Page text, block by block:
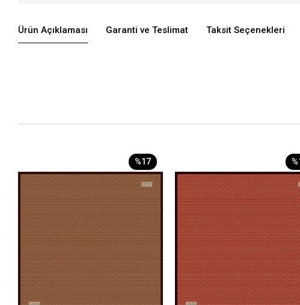
Ürün Açıklaması Garanti ve Teslimat Taksit Seçenekleri
%17